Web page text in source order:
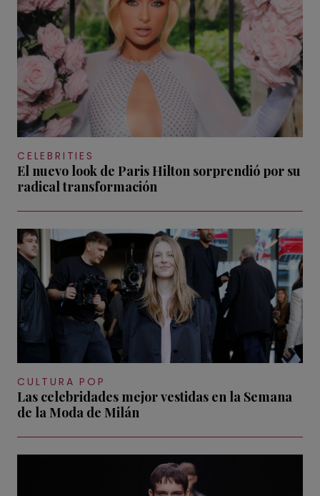
CELEBRITIES
El nuevo look de Paris Hilton sorprendió por su
radical transformación
CULTURA POP
Las celebridades mejor vestidas en la Semana
de la Moda de Milán